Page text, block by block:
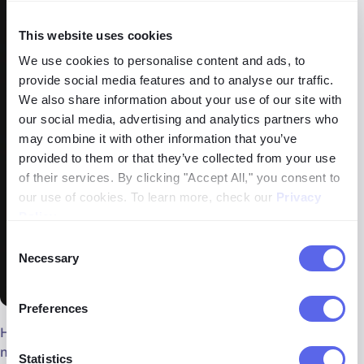
This website uses cookies
We use cookies to personalise content and ads, to
provide social media features and to analyse our traffic.
We also share information about your use of our site with
our social media, advertising and analytics partners who
may combine it with other information that you’ve
provided to them or that they’ve collected from your use
of their services. By clicking "Accept All," you consent to
our use of cookies. To learn more, check our Privacy
Selection
Necessary
Preferences
Statistics
Hindi ito ang pinaka-epektibo sa mobile, ngunit maaaring
mas accurate kaysa sa ibang browsers. Maganda rin ito